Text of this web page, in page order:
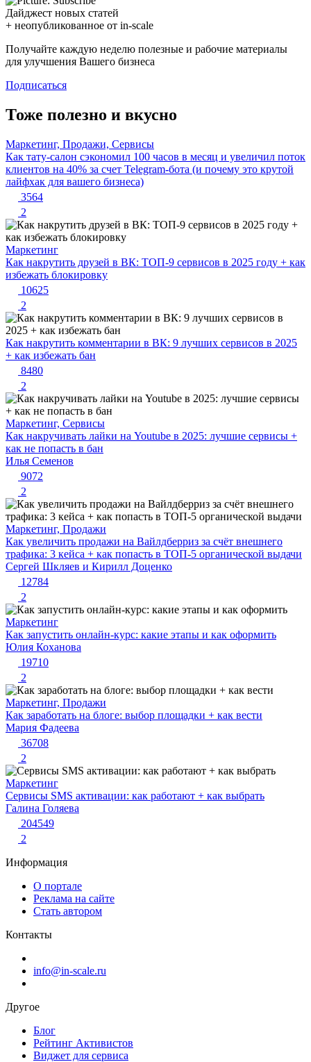
Дайджест новых статей
+ неопубликованное от in-scale
Получайте каждую неделю полезные и рабочие материалы
для улучшения Вашего бизнеса
Подписаться
Тоже полезно и вкусно
Маркетинг, Продажи, Сервисы
Как тату-салон сэкономил 100 часов в месяц и увеличил поток
клиентов на 40% за счет Telegram-бота (и почему это крутой
лайфхак для вашего бизнеса)
3564
2
Маркетинг
Как накрутить друзей в ВК: ТОП-9 сервисов в 2025 году + как
избежать блокировку
10625
2
Как накрутить комментарии в ВК: 9 лучших сервисов в 2025
+ как избежать бан
8480
2
Маркетинг, Сервисы
Как накручивать лайки на Youtube в 2025: лучшие сервисы +
как не попасть в бан
Илья Семенов
9072
2
Маркетинг, Продажи
Как увеличить продажи на Вайлдберриз за счёт внешнего
трафика: 3 кейса + как попасть в ТОП-5 органической выдачи
Сергей Шкляев и Кирилл Доценко
12784
2
Маркетинг
Как запустить онлайн-курс: какие этапы и как оформить
Юлия Коханова
19710
2
Маркетинг, Продажи
Как заработать на блоге: выбор площадки + как вести
Мария Фадеева
36708
2
Маркетинг
Сервисы SMS активации: как работают + как выбрать
Галина Голяева
204549
2
Информация
О портале
Реклама на сайте
Стать автором
Контакты
info@in-scale.ru
Другое
Блог
Рейтинг Активистов
Виджет для сервиса